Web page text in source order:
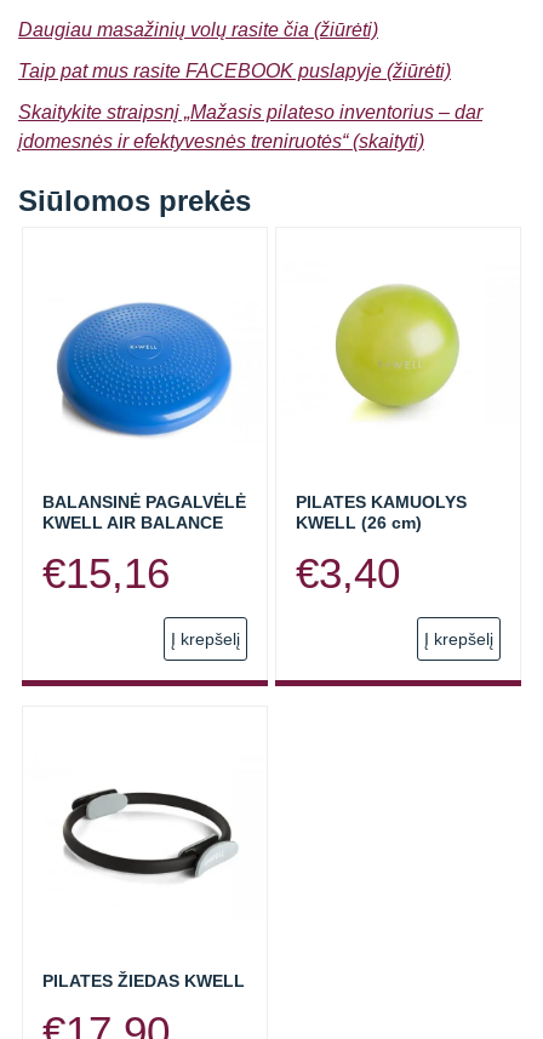
Daugiau masažinių volų rasite čia (žiūrėti)
Taip pat mus rasite FACEBOOK puslapyje (žiūrėti)
Skaitykite straipsnį „Mažasis pilateso inventorius – dar
įdomesnės ir efektyvesnės treniruotės“ (skaityti)
Siūlomos prekės
BALANSINĖ PAGALVĖLĖ
KWELL AIR BALANCE
€15,16
Į krepšelį
PILATES KAMUOLYS
KWELL (26 cm)
€3,40
Į krepšelį
PILATES ŽIEDAS KWELL